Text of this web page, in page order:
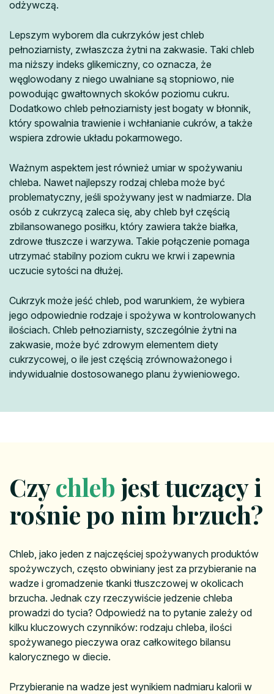
odżywczą.
Lepszym wyborem dla cukrzyków jest chleb
pełnoziarnisty, zwłaszcza żytni na zakwasie. Taki chleb
ma niższy indeks glikemiczny, co oznacza, że
węglowodany z niego uwalniane są stopniowo, nie
powodując gwałtownych skoków poziomu cukru.
Dodatkowo chleb pełnoziarnisty jest bogaty w błonnik,
który spowalnia trawienie i wchłanianie cukrów, a także
wspiera zdrowie układu pokarmowego.
Ważnym aspektem jest również umiar w spożywaniu
chleba. Nawet najlepszy rodzaj chleba może być
problematyczny, jeśli spożywany jest w nadmiarze. Dla
osób z cukrzycą zaleca się, aby chleb był częścią
zbilansowanego posiłku, który zawiera także białka,
zdrowe tłuszcze i warzywa. Takie połączenie pomaga
utrzymać stabilny poziom cukru we krwi i zapewnia
uczucie sytości na dłużej.
Cukrzyk może jeść chleb, pod warunkiem, że wybiera
jego odpowiednie rodzaje i spożywa w kontrolowanych
ilościach. Chleb pełnoziarnisty, szczególnie żytni na
zakwasie, może być zdrowym elementem diety
cukrzycowej, o ile jest częścią zrównoważonego i
indywidualnie dostosowanego planu żywieniowego.
Czychleb jest tuczący i
rośnie po nim brzuch?
Chleb, jako jeden z najczęściej spożywanych produktów
spożywczych, często obwiniany jest za przybieranie na
wadze i gromadzenie tkanki tłuszczowej w okolicach
brzucha. Jednak czy rzeczywiście jedzenie chleba
prowadzi do tycia? Odpowiedź na to pytanie zależy od
kilku kluczowych czynników: rodzaju chleba, ilości
spożywanego pieczywa oraz całkowitego bilansu
kalorycznego w diecie.
Przybieranie na wadze jest wynikiem nadmiaru kalorii w